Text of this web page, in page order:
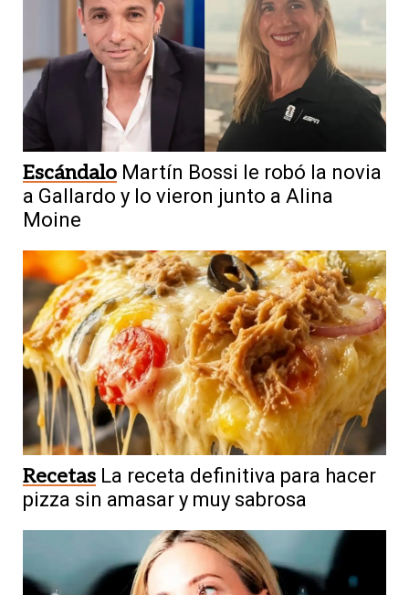
Escándalo Martín Bossi le robó la novia
a Gallardo y lo vieron junto a Alina
Moine
Recetas La receta definitiva para hacer
pizza sin amasar y muy sabrosa